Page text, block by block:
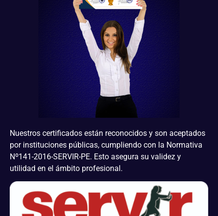
Nuestros certificados están reconocidos y son aceptados
por instituciones públicas, cumpliendo con la Normativa
Nº141-2016-SERVIR-PE. Esto asegura su validez y
utilidad en el ámbito profesional.